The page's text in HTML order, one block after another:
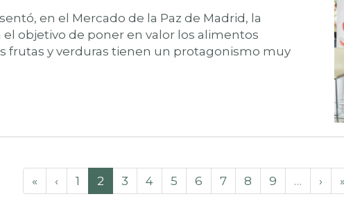
en el Mercado de la Paz de Madrid, la
el objetivo de poner en valor los alimentos
frutas y verduras tienen un protagonismo muy
« ‹ 1 2 3 4 5 6 7 8 9 … ›